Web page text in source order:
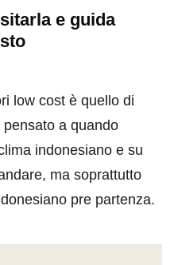
e guida
low cost è quello di
pensato a quando
indonesiano e su
ma soprattutto
pre partenza.